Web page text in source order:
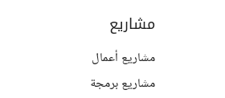
مشاريع
مشاريع أعمال
مشاريع برمجة